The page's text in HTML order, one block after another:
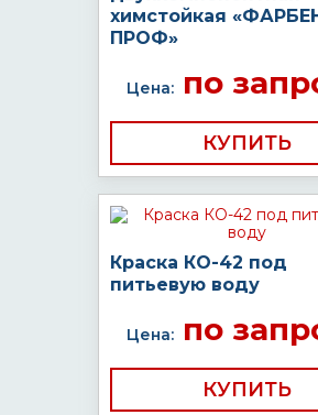
химстойкая
ПРОФ»
Цена:по
КУПИТЬ
Краска КО-42 под
питьевую воду
Цена:по
КУПИТЬ